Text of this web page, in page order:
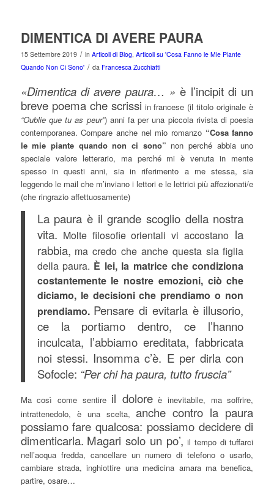
DIMENTICA DI AVERE PAURA
15 Settembre 2019 / in Articoli di Blog, Articoli su 'Cosa Fanno le Mie Piante
Quando Non Ci Sono' / da Francesca Zucchiatti
«Dimentica di avere paura… » è l’incipit di un
breve poema che scrissi in francese (il titolo originale è
“Oublie que tu as peur”) anni fa per una piccola rivista di poesia
contemporanea. Compare anche nel mio romanzo “Cosa fanno
le mie piante quando non ci sono” non perché abbia uno
speciale valore letterario, ma perché mi è venuta in mente
spesso in questi anni, sia in riferimento a me stessa, sia
leggendo le mail che m’inviano i lettori e le lettrici più affezionati/e
(che ringrazio affettuosamente)
La paura è il grande scoglio della nostra
vita. Molte filosofie orientali vi accostano la
rabbia, ma credo che anche questa sia figlia
della paura. È lei, la matrice che condiziona
costantemente le nostre emozioni, ciò che
diciamo, le decisioni che prendiamo o non
prendiamo. Pensare di evitarla è illusorio,
ce la portiamo dentro, ce l’hanno
inculcata, l’abbiamo ereditata, fabbricata
noi stessi. Insomma c’è. E per dirla con
Sofocle: “Per chi ha paura, tutto fruscia”
Ma così come sentire il doloreè inevitabile, ma soffrire,
intrattenedolo, è una scelta,anche contro la paura
possiamo fare qualcosa: possiamo decidere di
dimenticarla. Magari solo un po’, il tempo di tuffarci
nell’acqua fredda, cancellare un numero di telefono o usarlo,
cambiare strada, inghiottire una medicina amara ma benefica,
partire, osare…